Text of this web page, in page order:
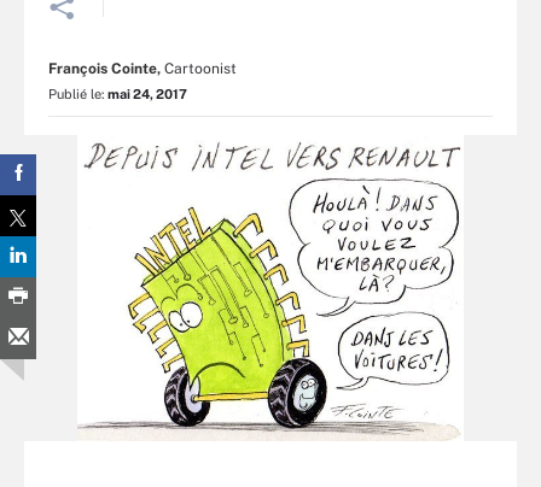
François Cointe, Cartoonist
Publié le: mai 24, 2017